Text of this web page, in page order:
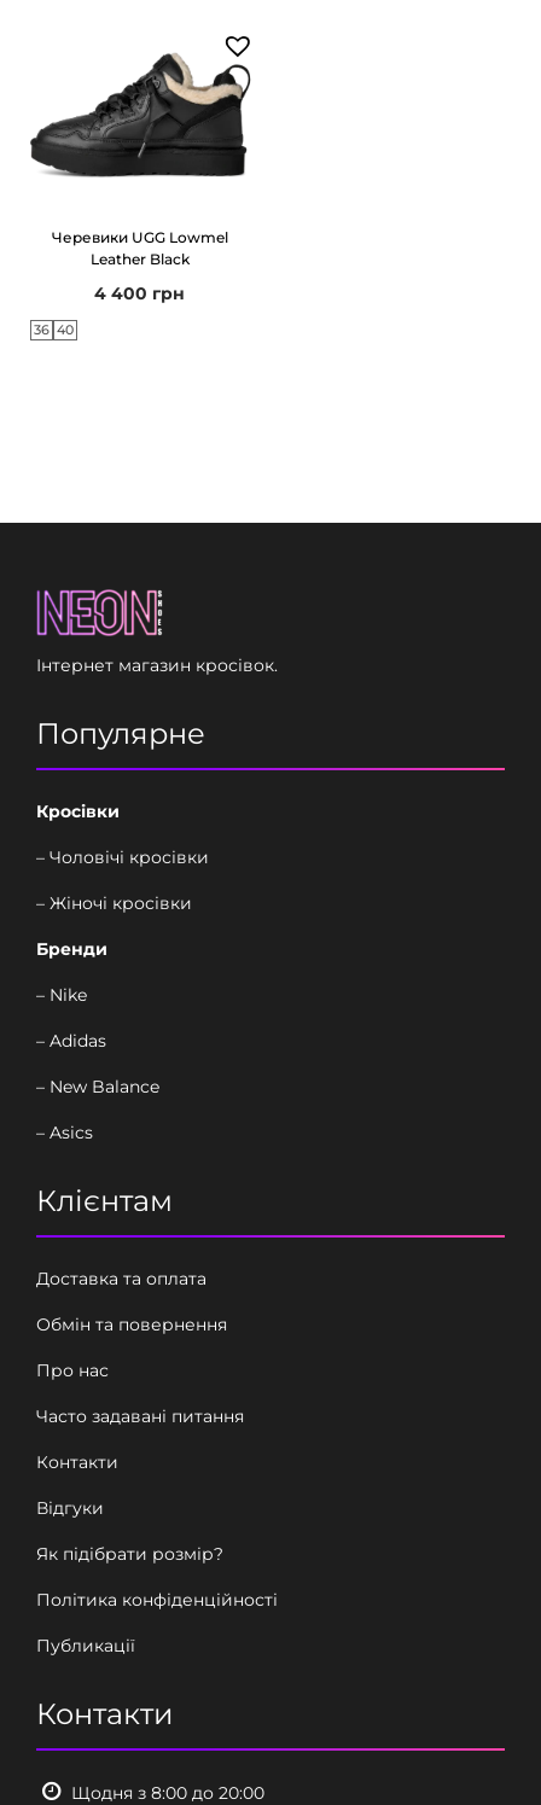
Черевики UGG Lowmel
Leather Black
4 400 грн
36 40
Інтернет магазин кросівок.
Популярне
Кросівки
– Чоловічі кросівки
– Жіночі кросівки
Бренди
– Nike
– Adidas
– New Balance
– Asics
Клієнтам
Доставка та оплата
Обмін та повернення
Про нас
Часто задавані питання
Контакти
Відгуки
Як підібрати розмір?
Політика конфіденційності
Публикації
Контакти
Щодня з 8:00 до 20:00